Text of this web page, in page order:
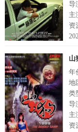
导
主
资
山
年
地
类
导
主
资